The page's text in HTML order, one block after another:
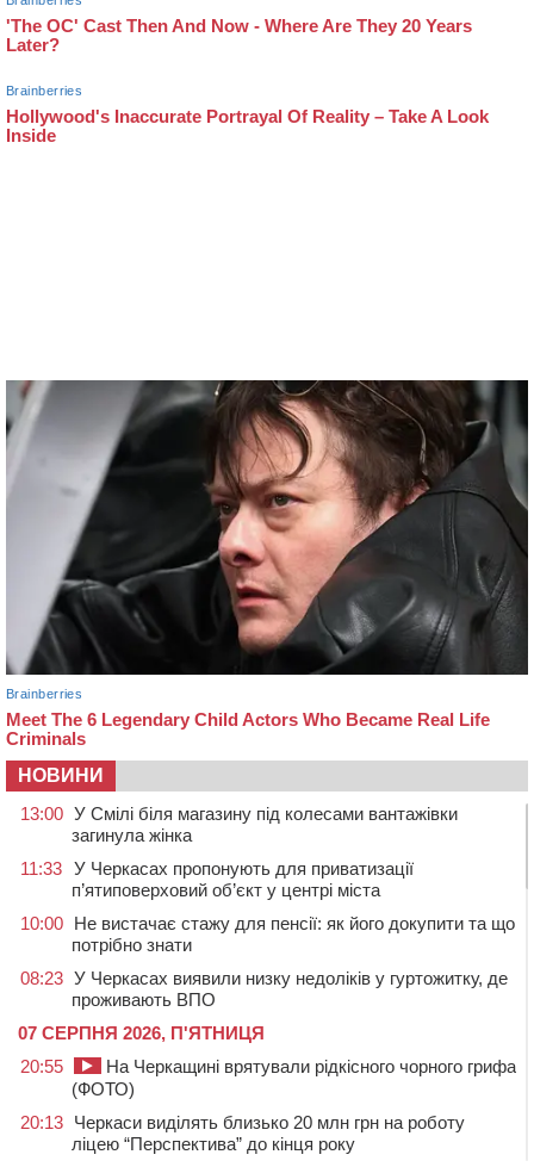
НОВИНИ
13:00 У Смілі біля магазину під колесами вантажівки
загинула жінка
11:33 У Черкасах пропонують для приватизації
п’ятиповерховий об’єкт у центрі міста
10:00 Не вистачає стажу для пенсії: як його докупити та що
потрібно знати
08:23 У Черкасах виявили низку недоліків у гуртожитку, де
проживають ВПО
07 СЕРПНЯ 2026, П'ЯТНИЦЯ
20:55
На Черкащині врятували рідкісного чорного грифа
(ФОТО)
20:13 Черкаси виділять близько 20 млн грн на роботу
ліцею “Перспектива” до кінця року